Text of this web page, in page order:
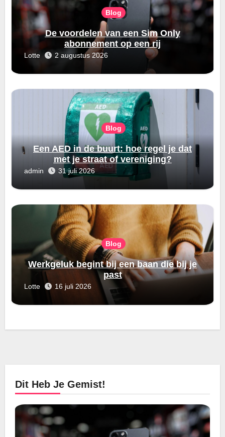
Blog
De voordelen van een Sim Only
abonnement op een rij
Lotte 2 augustus 2026
Blog
Een AED in de buurt: hoe regel je dat
met je straat of vereniging?
admin 31 juli 2026
Blog
Werkgeluk begint bij een baan die bij je
past
Lotte 16 juli 2026
Dit Heb Je Gemist!